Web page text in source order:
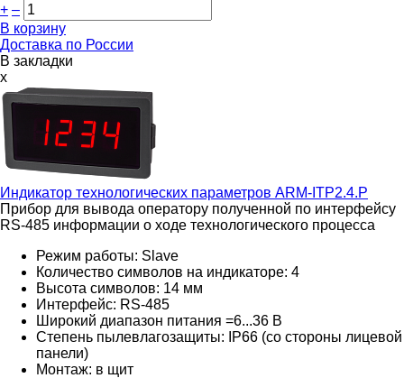
+ –
В корзину
Доставка по России
В закладки
x
Индикатор технологических параметров ARM-ITP2.4.P
Прибор для вывода оператору полученной по интерфейсу
RS-485 информации о ходе технологического процесса
Режим работы: Slave
Количество символов на индикаторе: 4
Высота символов: 14 мм
Интерфейс: RS-485
Широкий диапазон питания =6...36 В
Степень пылевлагозащиты: IP66 (со стороны лицевой
панели)
Монтаж: в щит